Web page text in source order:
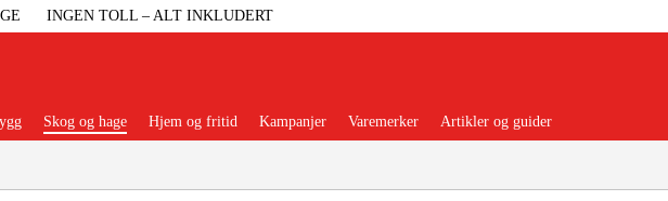
INGEN TOLL – ALT INKLUDERT
Skog og hage Hjem og fritid Kampanjer Varemerker Artikler og guider